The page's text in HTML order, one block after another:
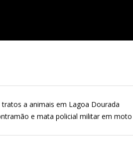
a animais em Lagoa Dourada
e mata policial militar em moto